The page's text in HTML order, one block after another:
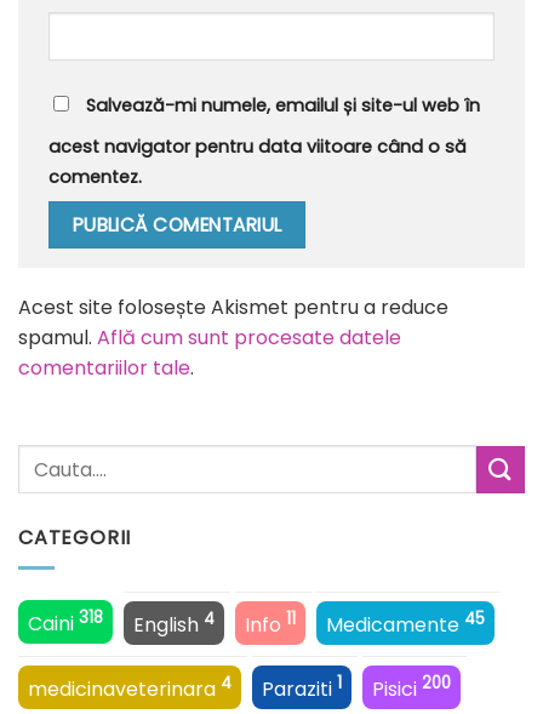
CATEGORII
Caini 318 English 4 Info 11 Medicamente 45
medicinaveterinara 4 Paraziti 1 Pisici 200
Salvează-mi numele, emailul și site-ul web în
acest navigator pentru data viitoare când o să
comentez.
Acest site folosește Akismet pentru a reduce
spamul. Află cum sunt procesate datele
comentariilor tale.